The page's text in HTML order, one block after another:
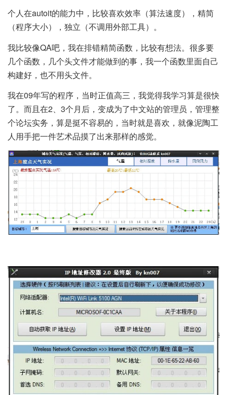
个人在autoit的能力中，比较喜欢效率（算法速度），精简
（程序大小），独立（不调用外部工具）。
我比较像QA吧，我在排错精简函数，比较有想法。很多要
几个函数，几个头文件才能做到的事，我一个函数里面自己
构建好，也不用头文件。
我在09年写的程序，当时正值高三，我觉得我学习算是很快
了。而且在2、3个月后，变成为了中文站的管理员，管理整
个论坛实务，算是挺不容易的，当时就是喜欢，就像泥陶工
人用手把一件艺术品摸了出来那样的感觉。